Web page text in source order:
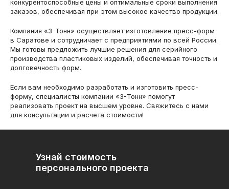
конкурентоспособные цены и оптимальные сроки выполнения
заказов, обеспечивая при этом высокое качество продукции.
Компания «3-Тонн» осуществляет изготовление пресс-форм
в Саратове и сотрудничает с предприятиями по всей России.
Мы готовы предложить лучшие решения для серийного
производства пластиковых изделий, обеспечивая точность и
долговечность форм.
Если вам необходимо разработать и изготовить пресс-
форму, специалисты компании «3-Тонн» помогут
реализовать проект на высшем уровне. Свяжитесь с нами
для консультации и расчета стоимости!
Узнай стоимость
персонального проекта